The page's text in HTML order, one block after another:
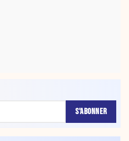
S'ABONNER